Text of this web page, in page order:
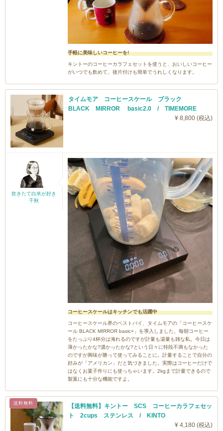
手軽に美味しいコーヒーを!
キントーのコーヒーカラフェセットを使うと、おいしいコーヒー
がいつでも飲めて、後片付けも簡単でうれしくなります。
タイムモア コーヒースケール ブラック
BLACK MIRROR basic2.0 / TIMEMORE
¥ 8,800 (税込)
炊きたて白米が好き
千秋
コーヒースケールはキッチンでも活躍中
コーヒースケール界のベストバイ、タイムモアの「コーヒースケ
ール BLACK MIRROR basic+」を導入しました。毎朝コーヒー
をたっぷり4杯分は淹れるのですが計量も湯量も雑な私。今日は
薄かったかな?濃かったかな?という日々に特段不満もなかった
のですが興味が勝って使ってみることに。計量することで自分の
好みが「アメリカン」だと気づきました。実際はコーヒーだけで
はなくお菓子作りにも使っちゃいます。2kgまで計量できるので
製菓にも十分な機能ですよ。
送料無料
【送料無料】キントー SCS コーヒーカラフェセッ
ト 2cups ステンレス / KINTO
¥ 4,180 (税込)